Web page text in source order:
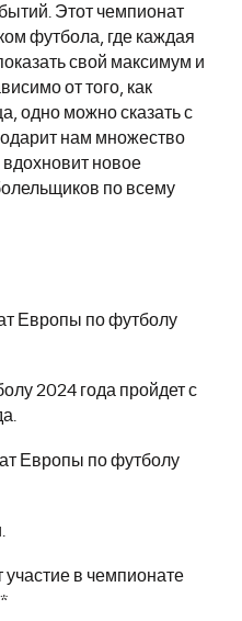
Этот чемпионат
футбола, где каждая
свой максимум и
от того, как
одно можно сказать с
нам множество
новое
по всему
Европы по футболу
2024 года пройдет с
Европы по футболу
в чемпионате